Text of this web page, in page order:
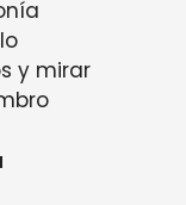
y mirar